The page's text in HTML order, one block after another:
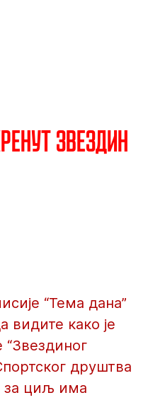
Звездин
“Тема дана”
видите како је
друштва
за циљ има